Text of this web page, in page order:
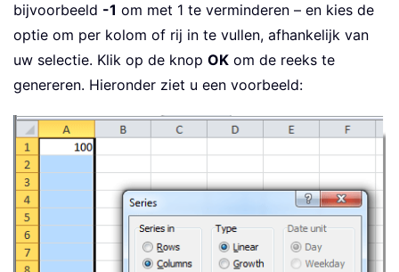
bijvoorbeeld -1 om met 1 te verminderen – en kies de
optie om per kolom of rij in te vullen, afhankelijk van
uw selectie. Klik op de knop OK om de reeks te
genereren. Hieronder ziet u een voorbeeld: